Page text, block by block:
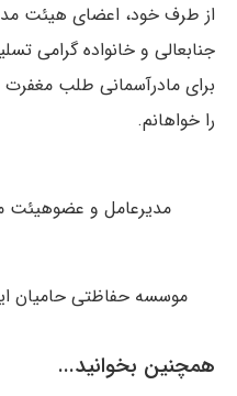
از طرف خود، اعضای هیئت
جنابعالی و خانواده گرامی
برای مادرآسمانی طلب مغفرت
را خواهانم.
مدیرعامل و عضوهیئت
موسسه حفاظتی حامیان
همچنین بخوانید...